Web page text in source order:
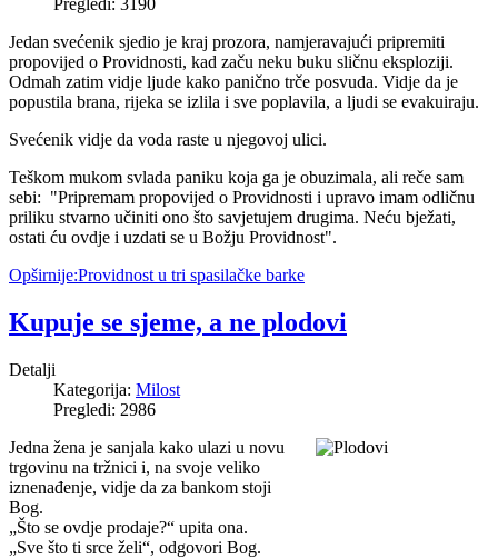
Pregledi: 3190
Jedan svećenik sjedio je kraj prozora, namjeravajući pripremiti
propovijed o Providnosti, kad začu neku buku sličnu eksploziji.
Odmah zatim vidje ljude kako panično trče posvuda. Vidje da je
popustila brana, rijeka se izlila i sve poplavila, a ljudi se evakuiraju.
Svećenik vidje da voda raste u njegovoj ulici.
Teškom mukom svlada paniku koja ga je obuzimala, ali reče sam
sebi: "Pripremam propovijed o Providnosti i upravo imam odličnu
priliku stvarno učiniti ono što savjetujem drugima. Neću bježati,
ostati ću ovdje i uzdati se u Božju Providnost".
Opširnije:Providnost u tri spasilačke barke
Kupuje se sjeme, a ne plodovi
Detalji
Kategorija: Milost
Pregledi: 2986
Jedna žena je sanjala kako ulazi u novu
trgovinu na tržnici i, na svoje veliko
iznenađenje, vidje da za bankom stoji
Bog.
„Što se ovdje prodaje?“ upita ona.
„Sve što ti srce želi“, odgovori Bog.